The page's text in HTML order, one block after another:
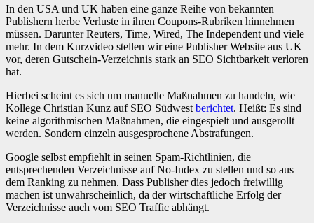
In den USA und UK haben eine ganze Reihe von bekannten
Publishern herbe Verluste in ihren Coupons-Rubriken hinnehmen
müssen. Darunter Reuters, Time, Wired, The Independent und viele
mehr. In dem Kurzvideo stellen wir eine Publisher Website aus UK
vor, deren Gutschein-Verzeichnis stark an SEO Sichtbarkeit verloren
hat.
Hierbei scheint es sich um manuelle Maßnahmen zu handeln, wie
Kollege Christian Kunz auf SEO Südwest berichtet. Heißt: Es sind
keine algorithmischen Maßnahmen, die eingespielt und ausgerollt
werden. Sondern einzeln ausgesprochene Abstrafungen.
Google selbst empfiehlt in seinen Spam-Richtlinien, die
entsprechenden Verzeichnisse auf No-Index zu stellen und so aus
dem Ranking zu nehmen. Dass Publisher dies jedoch freiwillig
machen ist unwahrscheinlich, da der wirtschaftliche Erfolg der
Verzeichnisse auch vom SEO Traffic abhängt.